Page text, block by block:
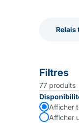
Relais
Filtres
77 produits
Afficher
Afficher